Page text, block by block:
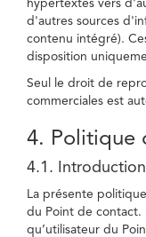
hypertextes vers
d'autres sources
contenu intégré).
disposition
Seul le droit de
commerciales est
4. Politique
4.1. Introduction
La présente
du Point de contact.
qu’utilisateur du